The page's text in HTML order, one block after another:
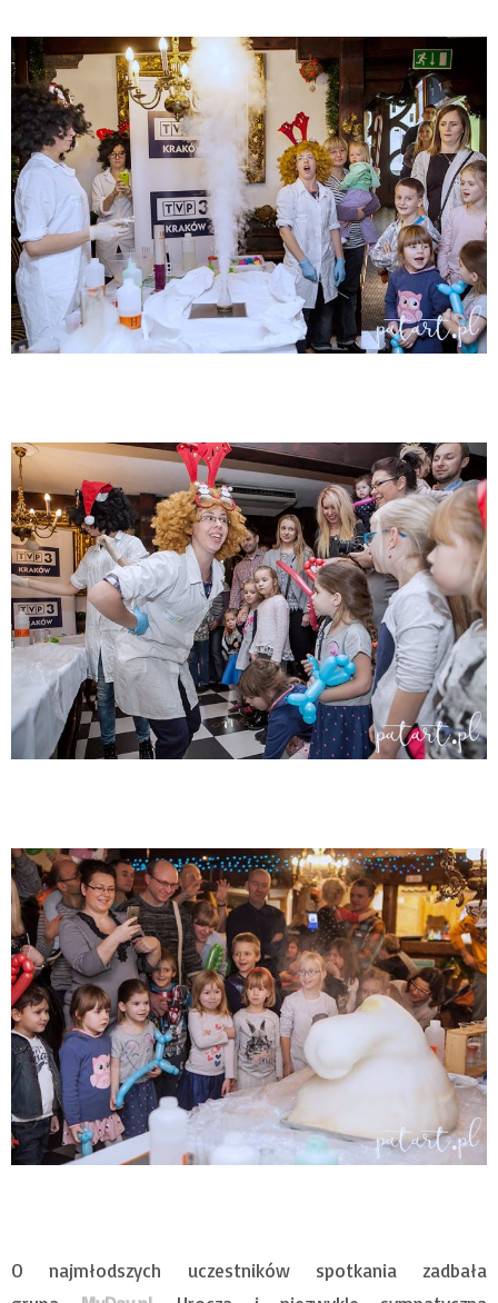
O najmłodszych uczestników spotkania zadbała